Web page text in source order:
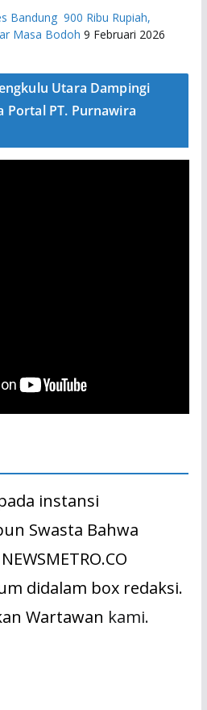
Bandung 900 Ribu Rupiah,
Masa Bodoh 9 Februari 2026
Utara Dampingi
Portal PT. Purnawira
instansi
Swasta Bahwa
didalam box redaksi.
Wartawan kami.